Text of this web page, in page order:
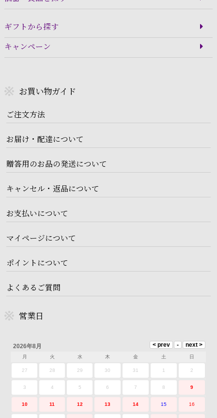
ギフトから探す
キャンペーン
お買い物ガイド
ご注文方法
お届け・配達について
贈答用のお品の発送について
キャンセル・返品について
お支払いについて
マイページについて
ポイントについて
よくあるご質問
営業日
2026年8月
月 火 水 木 金 土 日
27 28 29 30 31 1 2
3 4 5 6 7 8 9
10 11 12 13 14 15 16